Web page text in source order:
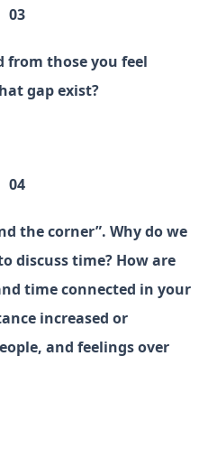
03
from those you feel
gap exist?
04
the corner”. Why do we
discuss time? How are
time connected in your
increased or
and feelings over